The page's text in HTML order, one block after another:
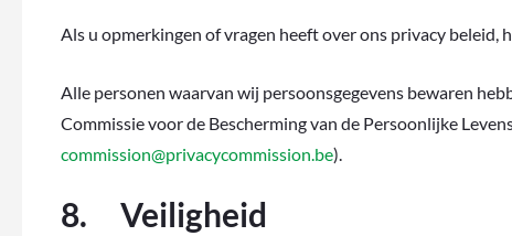
Als u opmerkingen of vragen heeft over ons privacy beleid,
Alle personen waarvan wij persoonsgegevens bewaren
Commissie voor de Bescherming van de Persoonlijke
commission@privacycommission.be).
8. Veiligheid